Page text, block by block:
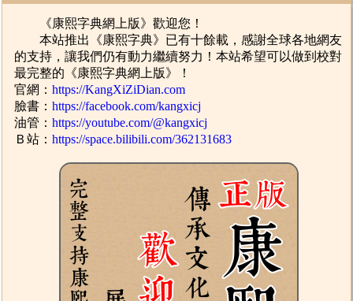
《康熙字典網上版》歡迎您！
本站推出《康熙字典》已有十餘載，感謝全球各地網友
的支持，讓我們仍有動力繼續努力！本站希望可以做到校對
最完整的《康熙字典網上版》！
官網：https://KangXiZiDian.com
臉書：https://facebook.com/kangxicj
油管：https://youtube.com/@kangxicj
Ｂ站：https://space.bilibili.com/362131683